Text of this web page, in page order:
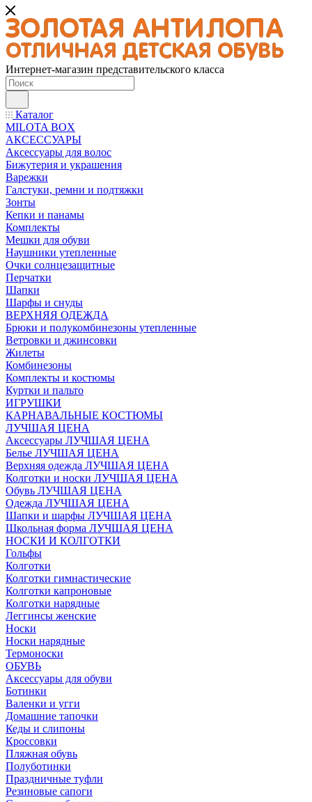
Интернет-магазин представительского класса
Каталог
MILOTA BOX
АКСЕССУАРЫ
Аксессуары для волос
Бижутерия и украшения
Варежки
Галстуки, ремни и подтяжки
Зонты
Кепки и панамы
Комплекты
Мешки для обуви
Наушники утепленные
Очки солнцезащитные
Перчатки
Шапки
Шарфы и снуды
ВЕРХНЯЯ ОДЕЖДА
Брюки и полукомбинезоны утепленные
Ветровки и джинсовки
Жилеты
Комбинезоны
Комплекты и костюмы
Куртки и пальто
ИГРУШКИ
КАРНАВАЛЬНЫЕ КОСТЮМЫ
ЛУЧШАЯ ЦЕНА
Аксессуары ЛУЧШАЯ ЦЕНА
Белье ЛУЧШАЯ ЦЕНА
Верхняя одежда ЛУЧШАЯ ЦЕНА
Колготки и носки ЛУЧШАЯ ЦЕНА
Обувь ЛУЧШАЯ ЦЕНА
Одежда ЛУЧШАЯ ЦЕНА
Шапки и шарфы ЛУЧШАЯ ЦЕНА
Школьная форма ЛУЧШАЯ ЦЕНА
НОСКИ И КОЛГОТКИ
Гольфы
Колготки
Колготки гимнастические
Колготки капроновые
Колготки нарядные
Леггинсы женские
Носки
Носки нарядные
Термоноски
ОБУВЬ
Аксессуары для обуви
Ботинки
Валенки и угги
Домашние тапочки
Кеды и слипоны
Кроссовки
Пляжная обувь
Полуботинки
Праздничные туфли
Резиновые сапоги